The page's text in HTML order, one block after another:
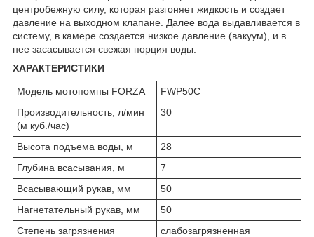
центробежную силу, которая разгоняет жидкость и создает
давление на выходном клапане. Далее вода выдавливается в
систему, в камере создается низкое давление (вакуум), и в
нее засасывается свежая порция воды.
ХАРАКТЕРИСТИКИ
Модель мотопомпы FORZA
FWP50C
Производительность, л/мин
(м куб./час)
30
Высота подъема воды, м
28
Глубина всасывания, м
7
Всасывающий рукав, мм
50
Нагнетательный рукав, мм
50
Степень загрязнения
слабозагрязненная